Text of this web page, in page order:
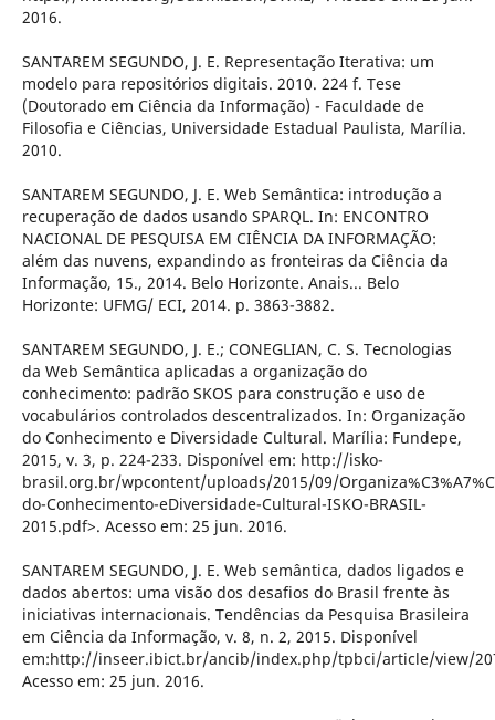
2016.
SANTAREM SEGUNDO, J. E. Representação Iterativa: um
modelo para repositórios digitais. 2010. 224 f. Tese
(Doutorado em Ciência da Informação) - Faculdade de
Filosofia e Ciências, Universidade Estadual Paulista, Marília.
2010.
SANTAREM SEGUNDO, J. E. Web Semântica: introdução a
recuperação de dados usando SPARQL. In: ENCONTRO
NACIONAL DE PESQUISA EM CIÊNCIA DA INFORMAÇÃO:
além das nuvens, expandindo as fronteiras da Ciência da
Informação, 15., 2014. Belo Horizonte. Anais... Belo
Horizonte: UFMG/ ECI, 2014. p. 3863-3882.
SANTAREM SEGUNDO, J. E.; CONEGLIAN, C. S. Tecnologias
da Web Semântica aplicadas a organização do
conhecimento: padrão SKOS para construção e uso de
vocabulários controlados descentralizados. In: Organização
do Conhecimento e Diversidade Cultural. Marília: Fundepe,
2015, v. 3, p. 224-233. Disponível em: http://isko-
brasil.org.br/wpcontent/uploads/2015/09/
do-Conhecimento-eDiversidade-Cultural-ISKO-BRASIL-
2015.pdf>. Acesso em: 25 jun. 2016.
SANTAREM SEGUNDO, J. E. Web semântica, dados ligados e
dados abertos: uma visão dos desafios do Brasil frente às
iniciativas internacionais. Tendências da Pesquisa Brasileira
em Ciência da Informação, v. 8, n. 2, 2015. Disponível
em:http://inseer.ibict.br/ancib/index.php/tpbci/article/view/
Acesso em: 25 jun. 2016.